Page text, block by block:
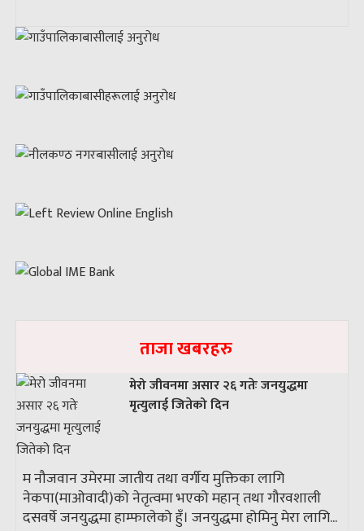
ताजा खबरहरु
मेरो जीवनमा असार २६ गतेः जनयुद्धमा
मृत्युलाई जितेको दिन
म नौजवान उमेरमा जातीय तथा वर्गीय मुक्तिका लागि
नेकपा(माओवादी)को नेतृत्वमा भएको महान् तथा गौरवशाली
दसवर्षे जनयुद्धमा हाम्फालेको हुँ। जनयुद्धमा होमिनु मेरा लागि...